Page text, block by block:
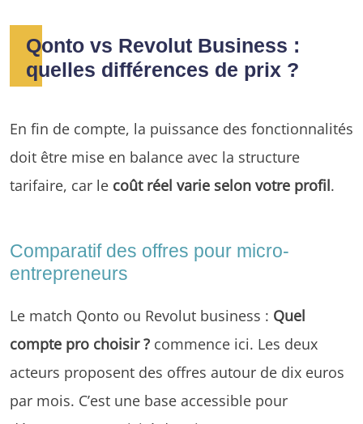
Qonto vs Revolut Business :
quelles différences de prix ?
En fin de compte, la puissance des fonctionnalités
doit être mise en balance avec la structure
tarifaire, car le coût réel varie selon votre profil.
Comparatif des offres pour micro-
entrepreneurs
Le match Qonto ou Revolut business : Quel
compte pro choisir ? commence ici. Les deux
acteurs proposent des offres autour de dix euros
par mois. C’est une base accessible pour